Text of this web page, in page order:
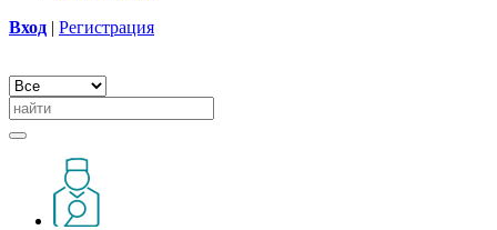
Вход | Регистрация